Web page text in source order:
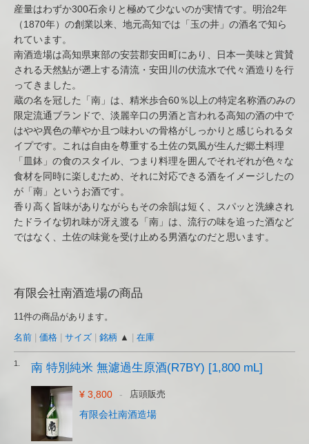
産量はわずか300石余りと極めて少ないのが実情です。明治2年
（1870年）の創業以来、地元高知では「玉の井」の酒名で知ら
れています。
南酒造場は高知県東部の安芸郡安田町にあり、日本一美味と賞賛
される天然鮎が遡上する清流・安田川の伏流水で代々酒造りを行
ってきました。
蔵の名を冠した「南」は、精米歩合60％以上の特定名称酒のみの
限定流通ブランドで、淡麗辛口の男酒と言われる高知の酒の中で
はやや異色の華やか且つ味わいの骨格がしっかりと感じられるタ
イプです。これは自由を尊重する土佐の気風が生んだ郷土料理
「皿鉢」の食のスタイル、つまり料理を囲んでそれぞれが色々な
食材を同時に楽しむため、それに対応できる酒をイメージしたの
が「南」というお酒です。
香り高く旨味がありながらもその余韻は短く、スパッと洗練され
たドライな切れ味が冴え渡る「南」は、流行の味を追った酒など
ではなく、土佐の味覚を受け止める男酒なのだと思います。
有限会社南酒造場の商品
11件の商品があります。
名前
価格 サイズ 銘柄 ▲ 在庫
1. 南 特別純米 無濾過生原酒(R7BY) [1,800 mL]
¥ 3,800 - 店頭販売
有限会社南酒造場